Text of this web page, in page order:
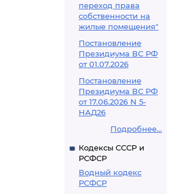
переход права
собственности на
жилые помещения"
Постановление
Президиума ВС РФ
от 01.07.2026
Постановление
Президиума ВС РФ
от 17.06.2026 N 5-
НАД26
Подробнее...
Кодексы СССР и
РСФСР
Водный кодекс
РСФСР